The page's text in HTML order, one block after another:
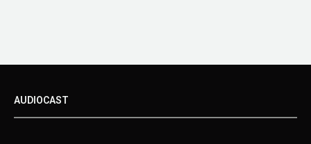
AUDIOCAST